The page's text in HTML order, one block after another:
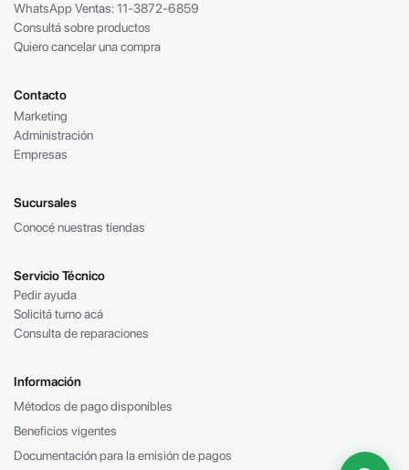
WhatsApp Ventas: 11-3872-6859
Consultá sobre productos
Quiero cancelar una compra
Contacto
Marketing
Administración
Empresas
Sucursales
Conocé nuestras tiendas
Servicio Técnico
Pedir ayuda
Solicitá turno acá
Consulta de reparaciones
Información
Métodos de pago disponibles
Beneficios vigentes
Documentación para la emisión de pagos